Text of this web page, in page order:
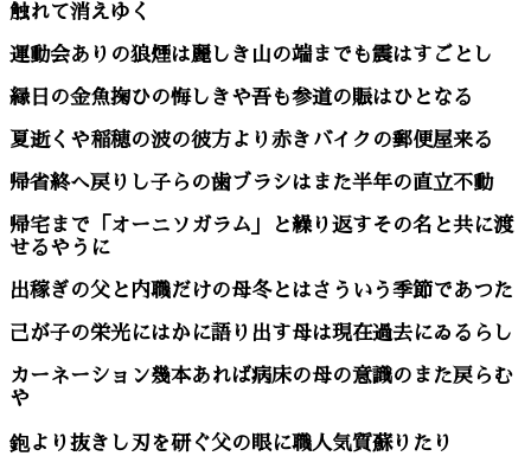
触れて消えゆく
運動会ありの狼煙は麗しき山の端までも震はすごとし
縁日の金魚掬ひの悔しきや吾も参道の賑はひとなる
夏逝くや稲穂の波の彼方より赤きバイクの郵便屋来る
帰省終へ戻りし子らの歯ブラシはまた半年の直立不動
帰宅まで「オーニソガラム」と繰り返すその名と共に渡
せるやうに
出稼ぎの父と内職だけの母冬とはさういう季節であつた
己が子の栄光にはかに語り出す母は現在過去にゐるらし
カーネーション幾本あれば病床の母の意識のまた戻らむ
や
鉋より抜きし刃を研ぐ父の眼に職人気質蘇りたり